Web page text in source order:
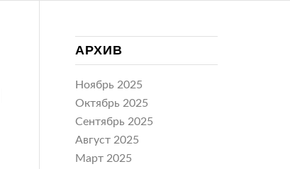
АРХИВ
Ноябрь 2025
Октябрь 2025
Сентябрь 2025
Август 2025
Март 2025